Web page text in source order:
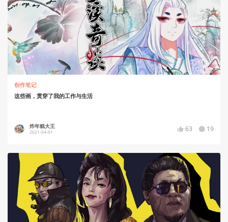
创作笔记
这些画，贯穿了我的工作与生活
炸年糕大王
2021-04-01 63 19